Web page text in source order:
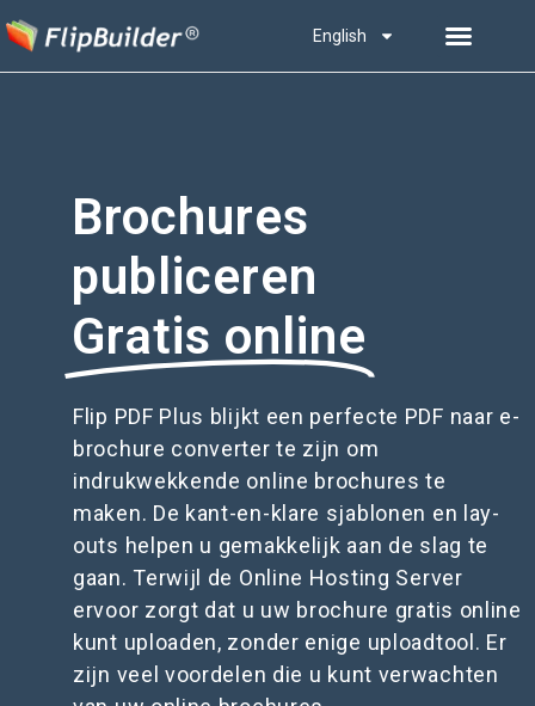
English
Brochures
publiceren
Gratis online
Flip PDF Plus blijkt een perfecte PDF naar e-
brochure converter te zijn om
indrukwekkende online brochures te
maken. De kant-en-klare sjablonen en lay-
outs helpen u gemakkelijk aan de slag te
gaan. Terwijl de Online Hosting Server
ervoor zorgt dat u uw brochure gratis online
kunt uploaden, zonder enige uploadtool. Er
zijn veel voordelen die u kunt verwachten